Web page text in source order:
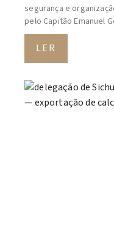
segurança e
pelo Capitão Emanuel
LER